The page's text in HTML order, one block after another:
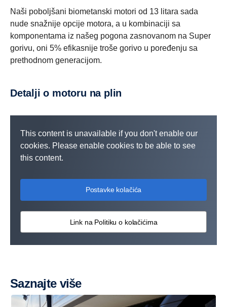
Naši poboljšani biometanski motori od 13 litara sada
nude snažnije opcije motora, a u kombinaciji sa
komponentama iz našeg pogona zasnovanom na Super
gorivu, oni 5% efikasnije troše gorivo u poređenju sa
prethodnom generacijom.
Detalji o motoru na plin
This content is unavailable if you don't enable our
cookies. Please enable cookies to be able to see
this content.
Postavke kolačića
Link na Politiku o kolačićima
Saznajte više